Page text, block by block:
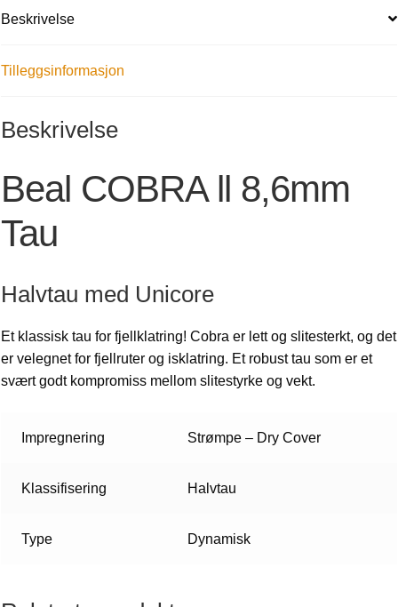
Beskrivelse
Tilleggsinformasjon
Beskrivelse
Beal COBRA ll 8,6mm
Tau
Halvtau med Unicore
Et klassisk tau for fjellklatring! Cobra er lett og slitesterkt, og det
er velegnet for fjellruter og isklatring. Et robust tau som er et
svært godt kompromiss mellom slitestyrke og vekt.
Impregnering Strømpe – Dry Cover
Klassifisering Halvtau
Type Dynamisk